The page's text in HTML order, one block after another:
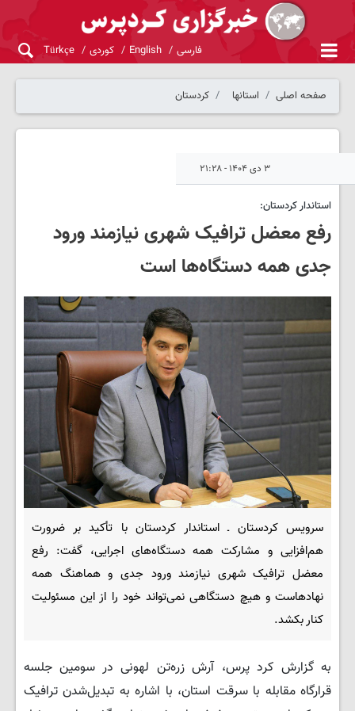
فارسی English کوردی Türkçe
صفحه اصلی استانها کردستان
۳ دی ۱۴۰۴ - ۲۱:۲۸
استاندار کردستان:
رفع معضل ترافیک شهری نیازمند ورود
جدی همه دستگاه‌ها است
سرویس کردستان ـ استاندار کردستان با تأکید بر ضرورت
هم‌افزایی و مشارکت همه دستگاه‌های اجرایی، گفت: رفع
معضل ترافیک شهری نیازمند ورود جدی و هماهنگ همه
نهادهاست و هیچ دستگاهی نمی‌تواند خود را از این مسئولیت
کنار بکشد.
به گزارش کرد پرس، آرش زره‌تن لهونی در سومین جلسه
قرارگاه مقابله با سرقت استان، با اشاره به تبدیل‌شدن ترافیک